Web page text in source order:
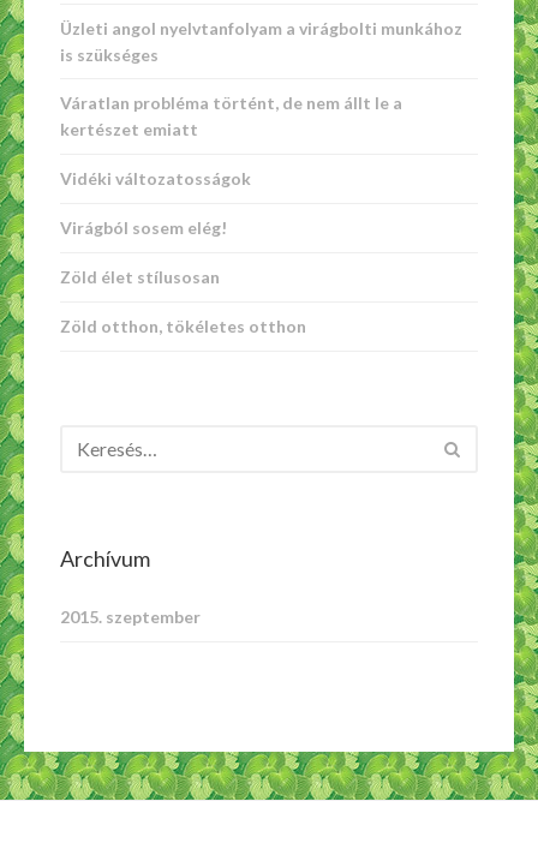
Üzleti angol nyelvtanfolyam a virágbolti munkához
is szükséges
Váratlan probléma történt, de nem állt le a
kertészet emiatt
Vidéki változatosságok
Virágból sosem elég!
Zöld élet stílusosan
Zöld otthon, tökéletes otthon
Archívum
2015. szeptember